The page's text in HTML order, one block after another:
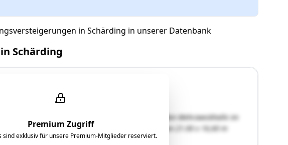
in Schärding in unserer Datenbank
Schärding
Premium Zugriff
sind exklusiv für unsere Premium-Mitglieder reserviert.
um ein Gasthofgebäude "Dorfwirt" mit einer großen Mehrzweckhalle im
bei Schärding.Das Gasthofgebäude im Ausmaß von 21.00 x 16,60 m
in …"